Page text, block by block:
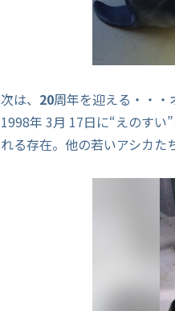
次は、 20周年を迎える・・・
1998年 3月 17日に“えのすい
れる存在。他の若いアシカた